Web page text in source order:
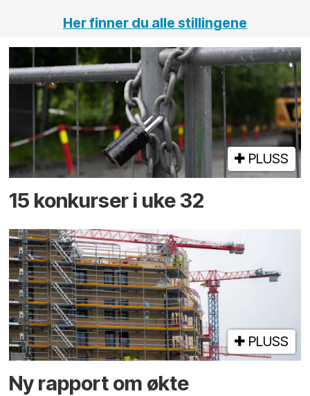
Her finner du alle stillingene
PLUSS
15 konkurser i uke 32
PLUSS
Ny rapport om økte